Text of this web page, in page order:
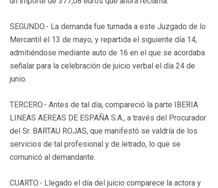
SEGUNDO.- La demanda fue turnada a este Juzgado de lo
Mercantil el 13 de mayo, y repartida el siguiente día 14,
admitiéndose mediante auto de 16 en el que se acordaba
señalar para la celebración de juicio verbal el día 24 de
junio.
TERCERO.- Antes de tal día, compareció la parte IBERIA
LINEAS AEREAS DE ESPAÑA S.A., a través del Procurador
del Sr. BARTAU ROJAS, que manifestó se valdría de los
servicios de tal profesional y de letrado, lo que se
comunicó al demandante.
CUARTO.- Llegado el día del juicio comparece la actora y